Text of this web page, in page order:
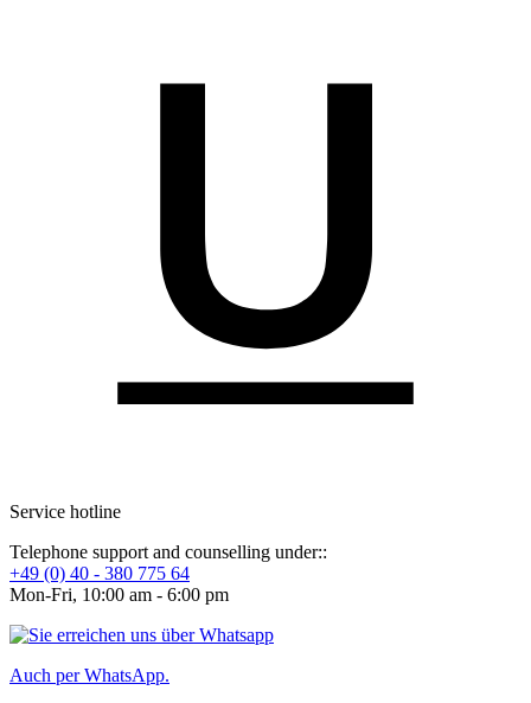
Service hotline
Telephone support and counselling under::
+49 (0) 40 - 380 775 64
Mon-Fri, 10:00 am - 6:00 pm
Auch per WhatsApp.